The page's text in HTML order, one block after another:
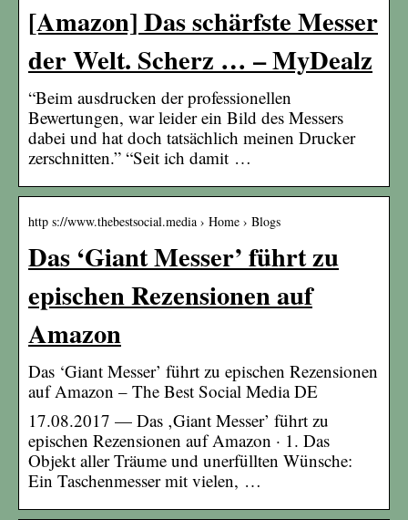
[Amazon] Das schärfste Messer
der Welt. Scherz … – MyDealz
“Beim ausdrucken der professionellen
Bewertungen, war leider ein Bild des Messers
dabei und hat doch tatsächlich meinen Drucker
zerschnitten.” “Seit ich damit …
http s://www.thebestsocial.media › Home › Blogs
Das ‘Giant Messer’ führt zu
epischen Rezensionen auf
Amazon
Das ‘Giant Messer’ führt zu epischen Rezensionen
auf Amazon – The Best Social Media DE
17.08.2017 — Das ‚Giant Messer’ führt zu
epischen Rezensionen auf Amazon · 1. Das
Objekt aller Träume und unerfüllten Wünsche:
Ein Taschenmesser mit vielen, …